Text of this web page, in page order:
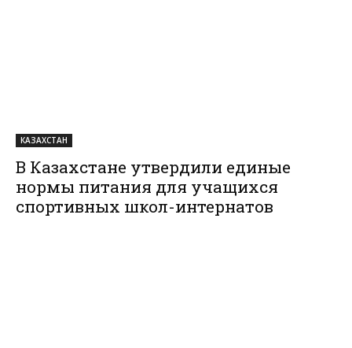
КАЗАХСТАН
В Казахстане утвердили единые
нормы питания для учащихся
спортивных школ-интернатов